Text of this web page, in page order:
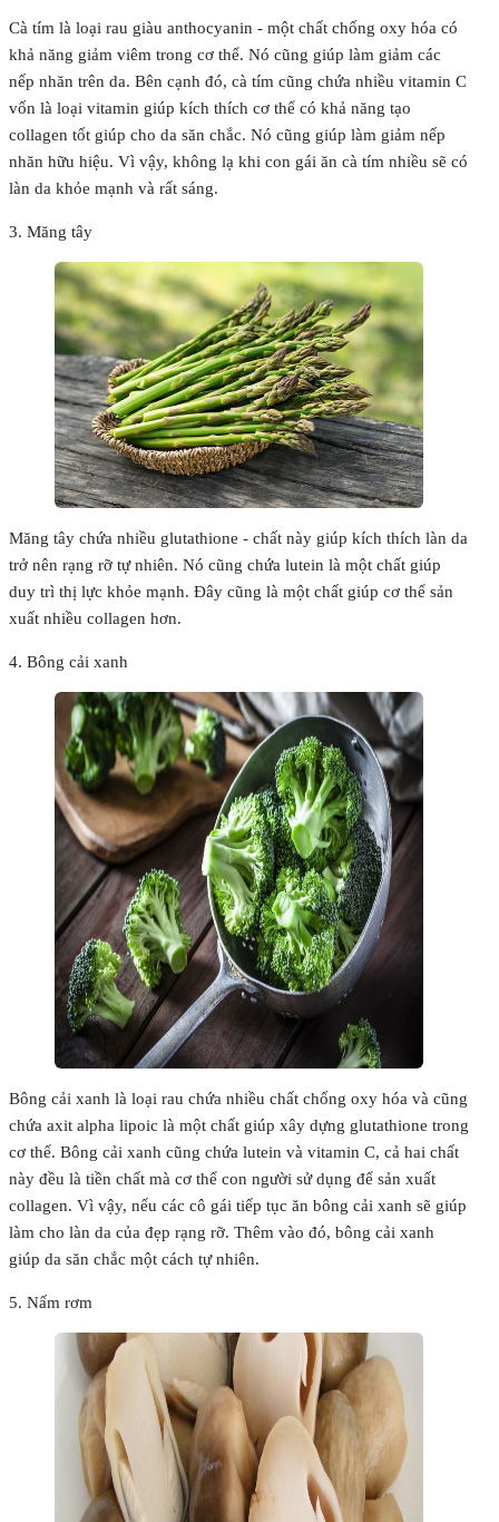
Cà tím là loại rau giàu anthocyanin - một chất chống oxy hóa có
khả năng giảm viêm trong cơ thể. Nó cũng giúp làm giảm các
nếp nhăn trên da. Bên cạnh đó, cà tím cũng chứa nhiều vitamin C
vốn là loại vitamin giúp kích thích cơ thể có khả năng tạo
collagen tốt giúp cho da săn chắc. Nó cũng giúp làm giảm nếp
nhăn hữu hiệu. Vì vậy, không lạ khi con gái ăn cà tím nhiều sẽ có
làn da khỏe mạnh và rất sáng.
3. Măng tây
Măng tây chứa nhiều glutathione - chất này giúp kích thích làn da
trở nên rạng rỡ tự nhiên. Nó cũng chứa lutein là một chất giúp
duy trì thị lực khỏe mạnh. Đây cũng là một chất giúp cơ thể sản
xuất nhiều collagen hơn.
4. Bông cải xanh
Bông cải xanh là loại rau chứa nhiều chất chống oxy hóa và cũng
chứa axit alpha lipoic là một chất giúp xây dựng glutathione trong
cơ thể. Bông cải xanh cũng chứa lutein và vitamin C, cả hai chất
này đều là tiền chất mà cơ thể con người sử dụng để sản xuất
collagen. Vì vậy, nếu các cô gái tiếp tục ăn bông cải xanh sẽ giúp
làm cho làn da của đẹp rạng rỡ. Thêm vào đó, bông cải xanh
giúp da săn chắc một cách tự nhiên.
5. Nấm rơm